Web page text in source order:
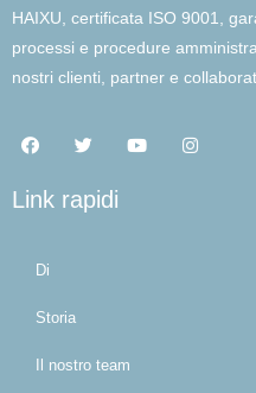
HAIXU, certificata ISO 9001,
processi e procedure
nostri clienti, partner e
Link rapidi
Di
Storia
Il nostro team